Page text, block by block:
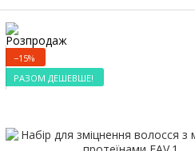
−15%
РАЗОМ ДЕШЕВШЕ!